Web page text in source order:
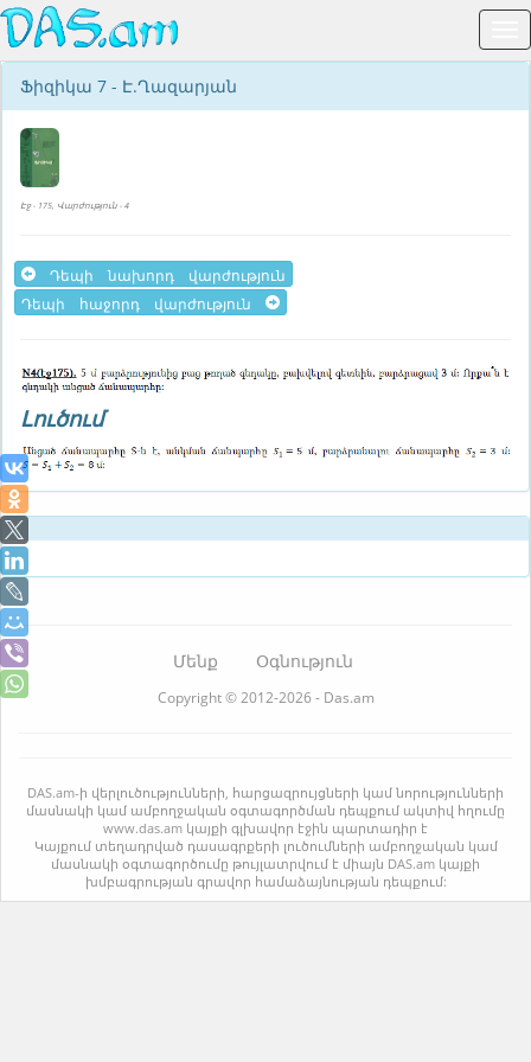
Ֆիզիկա 7 - Է.Ղազարյան
Էջ - 175, Վարժություն - 4
Դեպի նախորդ վարժություն
Դեպի հաջորդ վարժություն
Լուծում
Մենք Օգնություն
Copyright © 2012-2026 - Das.am
DAS.am-ի վերլուծությունների, հարցազրույցների կամ նորությունների
մասնակի կամ ամբողջական օգտագործման դեպքում ակտիվ հղումը
www.das.am կայքի գլխավոր էջին պարտադիր է
Կայքում տեղադրված դասագրքերի լուծումների ամբողջական կամ
մասնակի օգտագործումը թույլատրվում է միայն DAS.am կայքի
խմբագրության գրավոր համաձայնության դեպքում: